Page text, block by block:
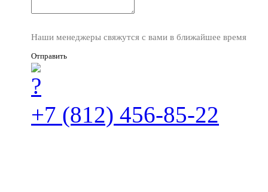
Наши менеджеры свяжутся с вами в ближайшее время
Отправить
+7 (812) 456-85-22